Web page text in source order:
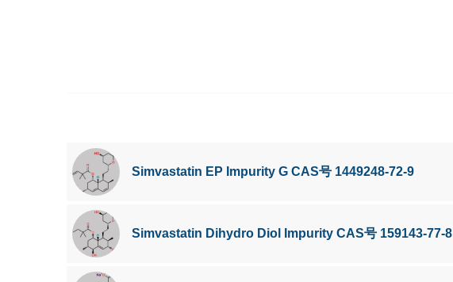
Simvastatin EP Impurity G CAS号 1449248-72-9
Simvastatin Dihydro Diol Impurity CAS号 159143-77-8